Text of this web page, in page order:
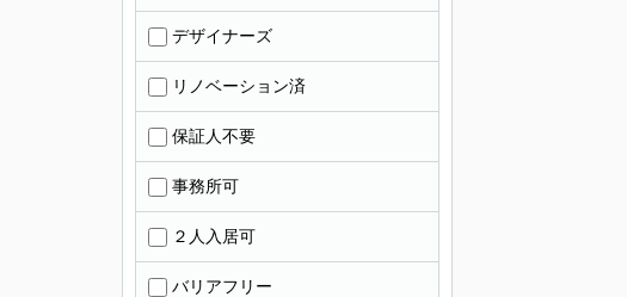
デザイナーズ
リノベーション済
保証人不要
事務所可
２人入居可
バリアフリー